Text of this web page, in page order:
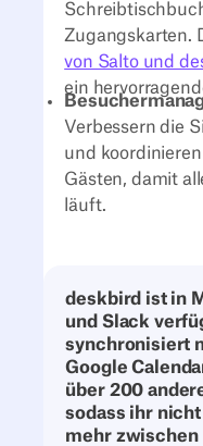
Zugangskarten.
von Salto und
ein
Verbessern die
und
Gästen, damit
läuft.
deskbird ist in
und Slack
synchronisiert
Google
über 200
sodass ihr nicht
mehr zwischen